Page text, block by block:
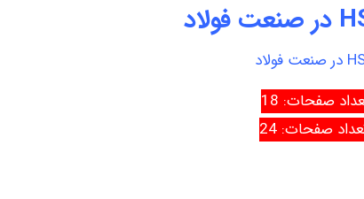
صفحات: 18
صفحات: 24